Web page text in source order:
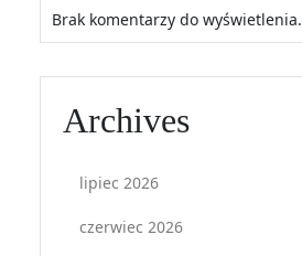
Brak komentarzy do wyświetlenia.
Archives
lipiec 2026
czerwiec 2026